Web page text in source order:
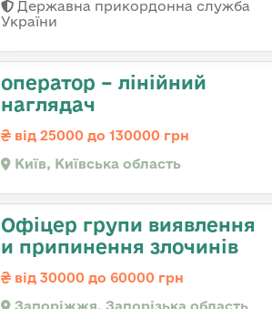
Державна прикордонна служба
України
оператор – лінійний
наглядач
від 25000 до 130000 грн
Київ, Київська область
Офіцер групи виявлення
и припинення злочинів
від 30000 до 60000 грн
Запоріжжя, Запорізька область